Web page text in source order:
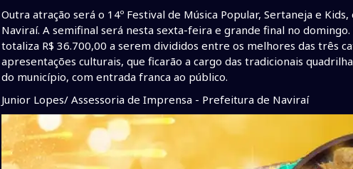
Outra atração será o 14º Festival de Música Popular, Sertaneja e
Naviraí. A semifinal será nesta sexta-feira e grande final no
totaliza R$ 36.700,00 a serem divididos entre os melhores das três
apresentações culturais, que ficarão a cargo das tradicionais
do município, com entrada franca ao público.
Junior Lopes/ Assessoria de Imprensa - Prefeitura de Naviraí